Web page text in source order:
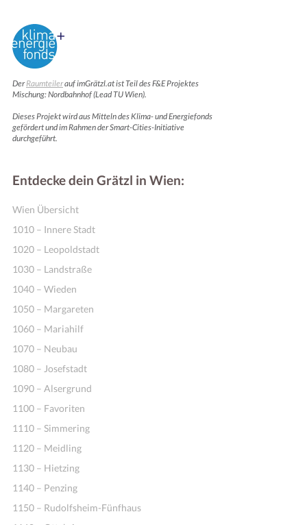
DerRaumteilerauf imGrätzl.at ist Teil des F&E Projektes
Mischung: Nordbahnhof (Lead TU Wien).
Dieses Projekt wird aus Mitteln des Klima- und Energiefonds
gefördert und im Rahmen der Smart-Cities-Initiative
durchgeführt.
Entdecke dein Grätzl in Wien:
Wien Übersicht
1010 – Innere Stadt
1020 – Leopoldstadt
1030 – Landstraße
1040 – Wieden
1050 – Margareten
1060 – Mariahilf
1070 – Neubau
1080 – Josefstadt
1090 – Alsergrund
1100 – Favoriten
1110 – Simmering
1120 – Meidling
1130 – Hietzing
1140 – Penzing
1150 – Rudolfsheim-Fünfhaus